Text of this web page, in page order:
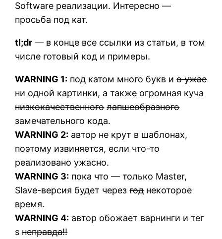
Software реализации. Интересно —
просьба под кат.
tl;dr — в конце все ссылки из статьи, в том
числе готовый код и примеры.
WARNING 1: под катом много букв ио ужас
ни одной картинки, а также огромная куча
низкокачественного лапшеобразного
замечательного кода.
WARNING 2: автор не крут в шаблонах,
поэтому извиняется, если что-то
реализовано ужасно.
WARNING 3: пока что — только Master,
Slave-версия будет черезгоднекоторое
время.
WARNING 4: автор обожает варнинги и тег
sнеправда!!